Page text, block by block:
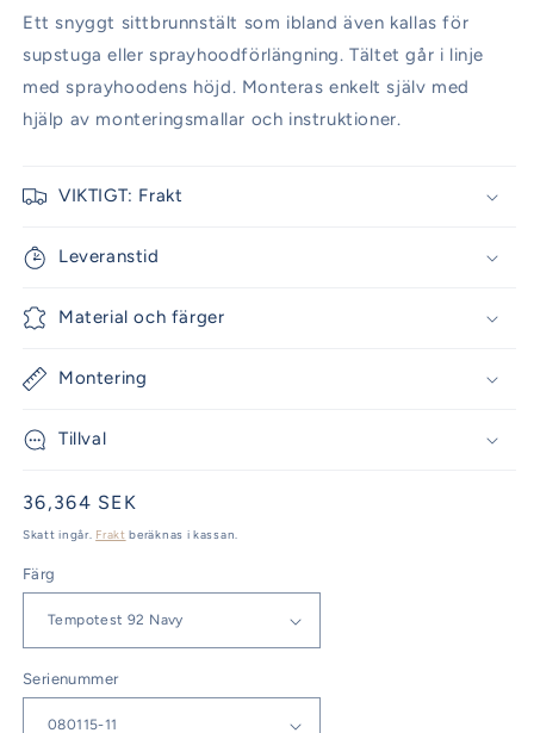
Ett snyggt sittbrunnstält som ibland även kallas för
supstuga eller sprayhoodförlängning. Tältet går i linje
med sprayhoodens höjd. Monteras enkelt själv med
hjälp av monteringsmallar och instruktioner.
VIKTIGT: Frakt
Leveranstid
Material och färger
Montering
Tillval
Ordinarie
pris
36,364 SEK
Skatt ingår. Frakt beräknas i kassan.
Färg
Serienummer